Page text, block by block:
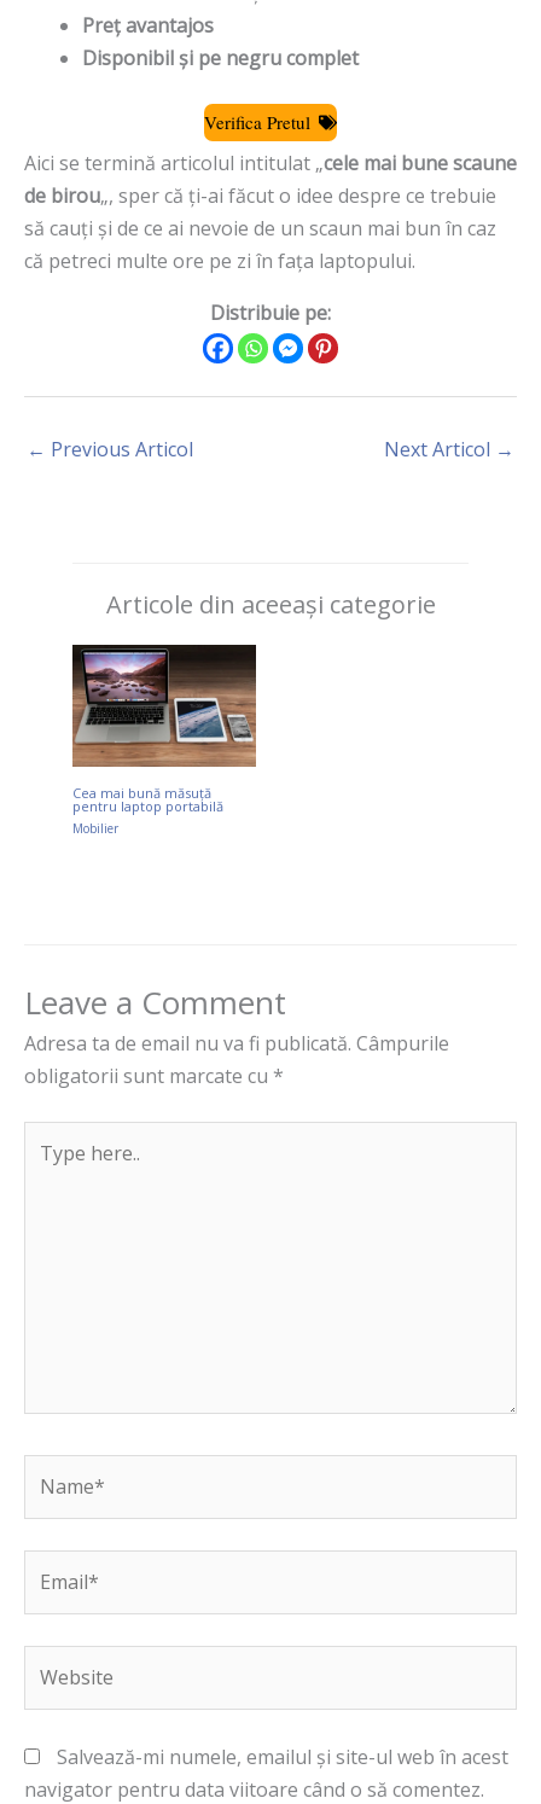
Preț avantajos
Disponibil și pe negru complet
Verifica Pretul
Aici se termină articolul intitulat „cele mai bune scaune
de birou„, sper că ți-ai făcut o idee despre ce trebuie
să cauți și de ce ai nevoie de un scaun mai bun în caz
că petreci multe ore pe zi în fața laptopului.
Distribuie pe:
← Previous Articol Next Articol →
Articole din aceeași categorie
Cea mai bună măsuță
pentru laptop portabilă
Mobilier
Leave a Comment
Adresa ta de email nu va fi publicată. Câmpurile
obligatorii sunt marcate cu *
here..
Salvează-mi numele, emailul și site-ul web în acest
navigator pentru data viitoare când o să comentez.